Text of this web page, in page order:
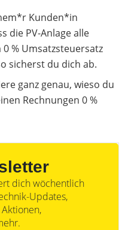
Kunden*in
die PV-Anlage alle
% Umsatzsteuersatz
sicherst du dich ab.
ganz genau, wieso du
Rechnungen 0 %
dich wöchentlich
Updates,